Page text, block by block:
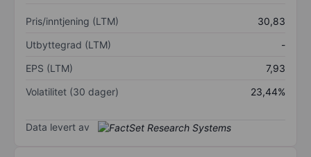
Pris/inntjening (LTM)
30,83
Utbyttegrad (LTM)
-
EPS (LTM)
7,93
Volatilitet (30 dager)
23,44%
Data levert av